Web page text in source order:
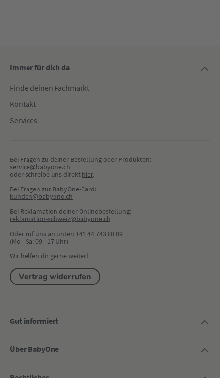
Immer für dich da
Finde deinen Fachmarkt
Kontakt
Services
Bei Fragen zu deiner Bestellung oder Produkten:
service@babyone.ch
oder schreibe uns direkt hier.
Bei Fragen zur BabyOne-Card:
kunden@babyone.ch
Bei Reklamation deiner Onlinebestellung:
reklamation-schweiz@babyone.ch
Oder ruf uns an unter:+41 44 743 80 09
(Mo - Sa: 09 - 17 Uhr)
Wir helfen dir gerne weiter!
Vertrag widerrufen
Gut informiert
Über BabyOne